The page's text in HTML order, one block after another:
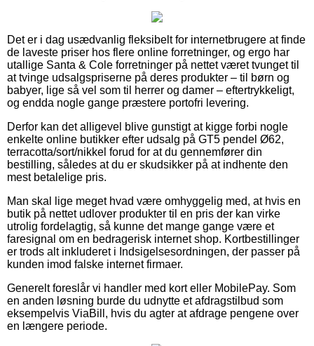
Det er i dag usædvanlig fleksibelt for internetbrugere at finde
de laveste priser hos flere online forretninger, og ergo har
utallige Santa & Cole forretninger på nettet været tvunget til
at tvinge udsalgspriserne på deres produkter – til børn og
babyer, lige så vel som til herrer og damer – eftertrykkeligt,
og endda nogle gange præstere portofri levering.
Derfor kan det alligevel blive gunstigt at kigge forbi nogle
enkelte online butikker efter udsalg på GT5 pendel Ø62,
terracotta/sort/nikkel forud for at du gennemfører din
bestilling, således at du er skudsikker på at indhente den
mest betalelige pris.
Man skal lige meget hvad være omhyggelig med, at hvis en
butik på nettet udlover produkter til en pris der kan virke
utrolig fordelagtig, så kunne det mange gange være et
faresignal om en bedragerisk internet shop. Kortbestillinger
er trods alt inkluderet i Indsigelsesordningen, der passer på
kunden imod falske internet firmaer.
Generelt foreslår vi handler med kort eller MobilePay. Som
en anden løsning burde du udnytte et afdragstilbud som
eksempelvis ViaBill, hvis du agter at afdrage pengene over
en længere periode.